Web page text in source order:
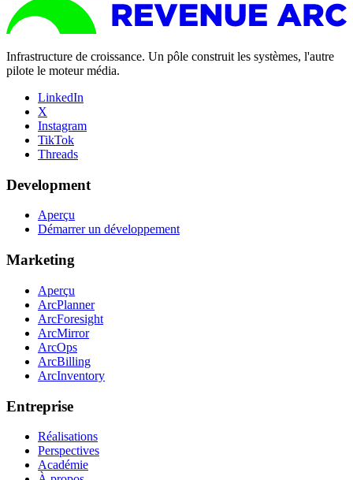
Infrastructure de croissance. Un pôle construit les systèmes, l'autre
pilote le moteur média.
LinkedIn
X
Instagram
TikTok
Threads
Development
Aperçu
Démarrer un développement
Marketing
Aperçu
ArcPlanner
ArcForesight
ArcMirror
ArcOps
ArcBilling
ArcInventory
Entreprise
Réalisations
Perspectives
Académie